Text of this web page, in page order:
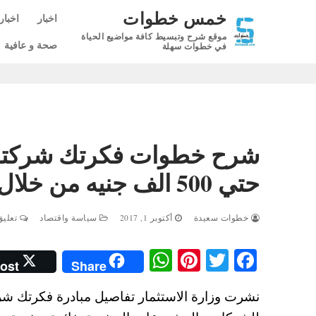
خمس خطوات
موقع شرح وتبسيط كافة مواضيع الحياة
في خطوات سهلة
اخبار
صحة و عافية
شرح خطوات فكرتك
حتي 500 الف جنيه من خلال مبادرة وزارة الاستثمار
خطوات سعيدة أكتوبر 1, 2017 سياسة واقتصاد
Fa
bo
T
wi
tte
Pi
er
W
ha
ts
Share